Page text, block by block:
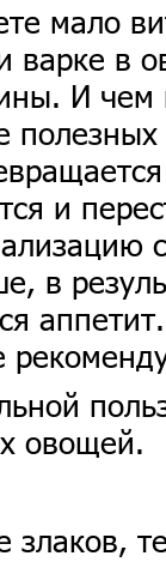
мало
варке в
И чем
и
в
овощей.